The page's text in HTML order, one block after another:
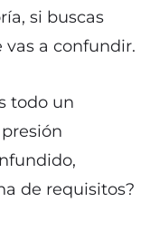
si buscas
a confundir.
todo un
de requisitos?